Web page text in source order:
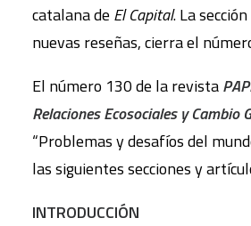
catalana de El Capital. La
nuevas reseñas, cierra el
El número 130 de la revista
Relaciones Ecosociales y Cambio
“Problemas y desafíos del
las siguientes secciones y
INTRODUCCIÓN